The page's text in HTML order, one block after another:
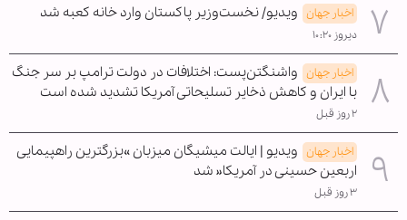
اخبار جهان ویدیو/ نخست‌وزیر پاکستان وارد خانه کعبه شد
دیروز ۱۰:۲۰
اخبار جهان واشنگتن‌پست: اختلافات در دولت ترامپ بر سر جنگ
با ایران و کاهش ذخایر تسلیحاتی آمریکا تشدید شده است
۲ روز قبل
اخبار جهان ویدیو | ایالت میشیگان میزبان »بزرگترین راهپیمایی
اربعین حسینی در آمریکا« شد
۳ روز قبل